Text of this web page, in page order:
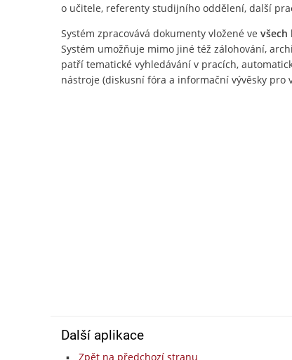
o učitele, referenty studijního oddělení, další
Systém zpracovává dokumenty vložené ve všech
Systém umožňuje mimo jiné též zálohování,
patří tematické vyhledávání v pracích,
nástroje (diskusní fóra a informační vývěsky pro
Další aplikace
Zpět na předchozí stranu